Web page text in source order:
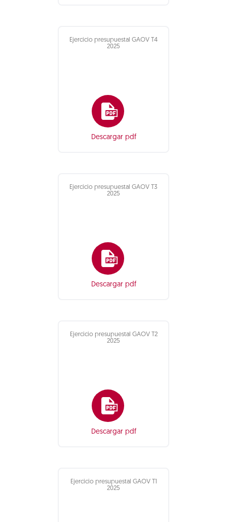
Ejercicio presupuestal GAOV T4
2025
Descargar pdf
Ejercicio presupuestal GAOV T3
2025
Descargar pdf
Ejercicio presupuestal GAOV T2
2025
Descargar pdf
Ejercicio presupuestal GAOV T1
2025